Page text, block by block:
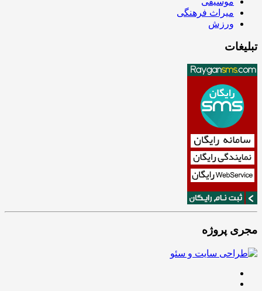
میراث فرهنگی
ورزش
تبلیغات
مجری پروژه